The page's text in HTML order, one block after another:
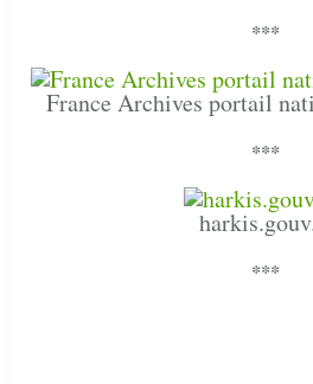
***
France Archives portail
***
***